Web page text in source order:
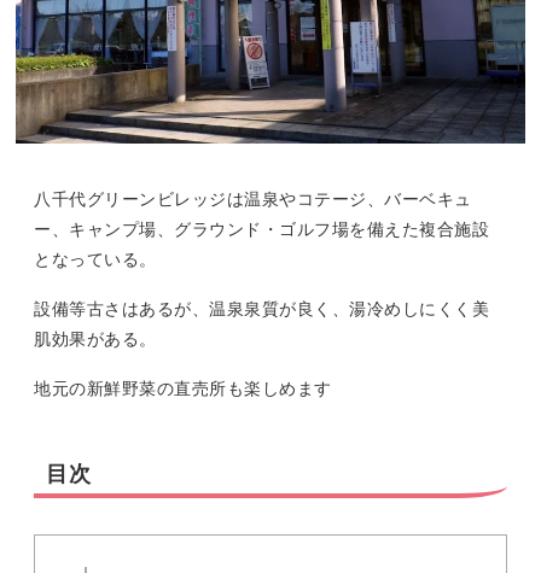
八千代グリーンビレッジは温泉やコテージ、バーベキュ
ー、キャンプ場、グラウンド・ゴルフ場を備えた複合施設
となっている。
設備等古さはあるが、温泉泉質が良く、湯冷めしにくく美
肌効果がある。
地元の新鮮野菜の直売所も楽しめます
目次